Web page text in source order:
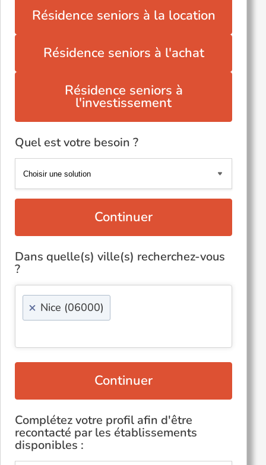
Résidence seniors à la location
Résidence seniors à l'achat
Résidence seniors à
l'investissement
Quel est votre besoin ?
Continuer
Dans quelle(s) ville(s) recherchez-vous
?
× Nice (06000)
Continuer
Complétez votre profil afin d'être
recontacté par les établissements
disponibles :